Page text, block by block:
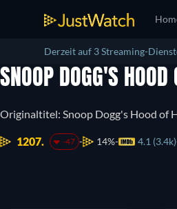
Derzeit auf 3 Streaming-
SNOOP DOGG'S HOOD
Originaltitel: Snoop Dogg's Hood of
1207. -47 14% 4.1 (3.4k)